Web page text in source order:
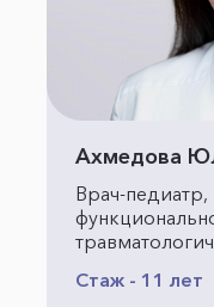
Ахмедова
Врач-педиатр,
Стаж - 11 лет